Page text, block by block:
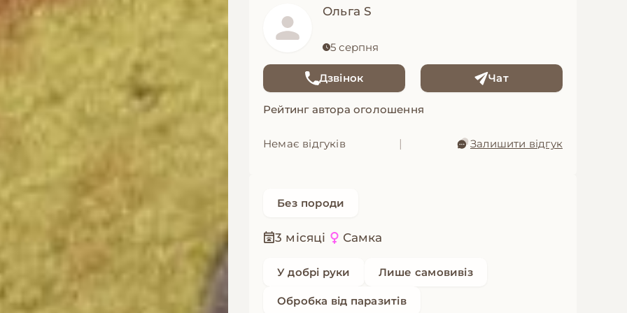
Ольга S
5 серпня
Дзвінок Чат
Рейтинг автора оголошення
Немає відгуків | Залишити відгук
Без породи
3 місяці Самка
У добрі руки Лише самовивіз
Обробка від паразитів